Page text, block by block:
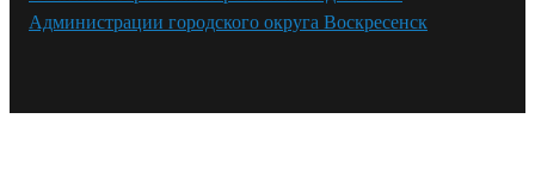
Администрации городского округа Воскресенск